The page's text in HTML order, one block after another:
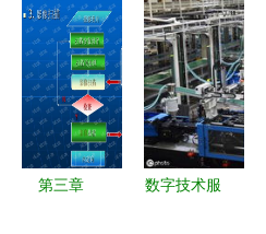
字”活力 江
苏数实融合
赋能制造业
转型
数字化服务
业务培训激
发旅游新活
力
第三章
数字技术服